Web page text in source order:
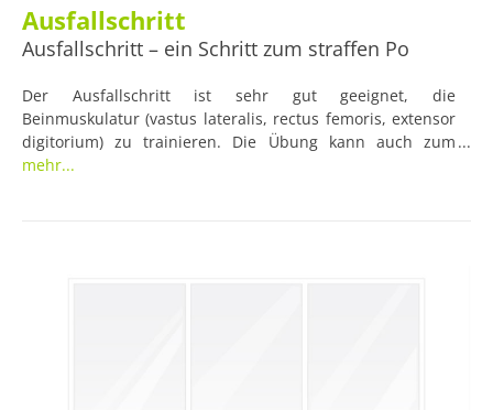
Ausfallschritt
Ausfallschritt – ein Schritt zum straffen Po
Der Ausfallschritt ist sehr gut geeignet, die
Beinmuskulatur (vastus lateralis, rectus femoris, extensor
digitorium) zu trainieren. Die Übung kann auch zum
erweiterten Aufwärmen genutzt werden.
mehr...